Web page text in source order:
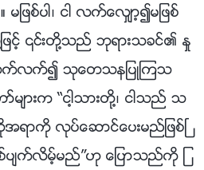
ဖစ္ပါ၊ ငါ လက္ေလွ်ာ့၍မျဖစ္
ဖင့္ ၎တို႔သည္ ဘုရားသခင္၏ ႏႈ
လက္၍ သုေတသနျပဳၾကသ
ားက “ငါ့သားတို႔၊ ငါသည္ သ
ာကို လုပ္ေဆာင္ေပးမည္ျဖစ္ၿ
ပ်က္လိမ့္မည္”ဟု ေျပာသည္ကို ျ